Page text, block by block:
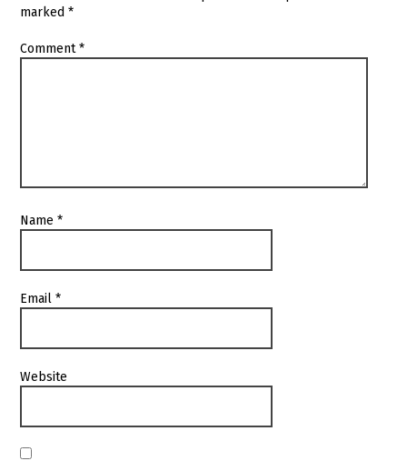
marked*
Comment*
Name*
Email*
Website